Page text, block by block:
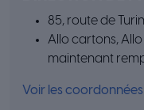
85, route de
Allo cartons,
maintenant
Voir les